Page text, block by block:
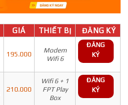
GIÁ THIẾT BỊ ĐĂNG KÝ
195.000
Modem
Wifi 6
ĐĂNG
KÝ
210.000
Wifi 6 + 1
FPT Play
Box
ĐĂNG
KÝ